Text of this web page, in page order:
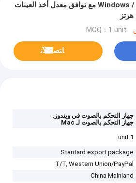
جهاز تحكم صوت Windows / Mac مع توافق معدل أخذ العينات
MOQ：1 unit
ﺎﺘﺼﻟ ﺍﻶﻧ
جهاز التحكم بالصوت في ويندوز ,
جهاز التحكم بالصوت لـ Mac
1 unit
Stantard export package
T/T, Western Union/PayPal
China Mainland